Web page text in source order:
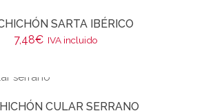
SARTA IBÉRICO
7,48€ IVA incluido
CULAR SERRANO